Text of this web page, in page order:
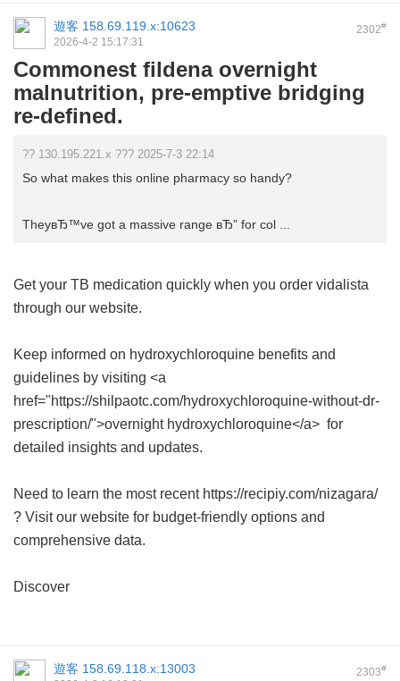
2302#
遊客 158.69.119.x:10623
2026-4-2 15:17:31
Commonest fildena overnight
malnutrition, pre-emptive bridging
re-defined.
?? 130.195.221.x ??? 2025-7-3 22:14
So what makes this online pharmacy so handy?
TheyвЂ™ve got a massive range вЂ” for col ...
Get your TB medication quickly when you order vidalista
through our website.
Keep informed on hydroxychloroquine benefits and
guidelines by visiting <a
href="https://shilpaotc.com/hydroxychloroquine-without-dr-
prescription/">overnight hydroxychloroquine</a> for
detailed insights and updates.
Need to learn the most recent https://recipiy.com/nizagara/
? Visit our website for budget-friendly options and
comprehensive data.
Discover
2303#
遊客 158.69.118.x:13003